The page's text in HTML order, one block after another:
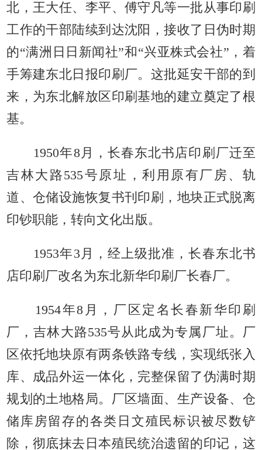
北，王大任、李平、傅守凡等一批从事印刷
工作的干部陆续到达沈阳，接收了日伪时期
的“满洲日日新闻社”和“兴亚株式会社”，着
手筹建东北日报印刷厂。这批延安干部的到
来，为东北解放区印刷基地的建立奠定了根
基。
1950年8月，长春东北书店印刷厂迁至
吉林大路535号原址，利用原有厂房、轨
道、仓储设施恢复书刊印刷，地块正式脱离
印钞职能，转向文化出版。
1953年3月，经上级批准，长春东北书
店印刷厂改名为东北新华印刷厂长春厂。
1954年8月，厂区定名长春新华印刷
厂，吉林大路535号从此成为专属厂址。厂
区依托地块原有两条铁路专线，实现纸张入
库、成品外运一体化，完整保留了伪满时期
规划的土地格局。厂区墙面、生产设备、仓
储库房留存的各类日文殖民标识被尽数铲
除，彻底抹去日本殖民统治遗留的印记，这